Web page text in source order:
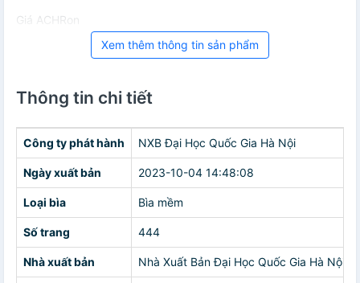
Giá ACHRon
Xem thêm thông tin sản phẩm
Thông tin chi tiết
Công ty phát hành NXB Đại Học Quốc Gia Hà Nội
Ngày xuất bản 2023-10-04 14:48:08
Loại bìa Bìa mềm
Số trang 444
Nhà xuất bản Nhà Xuất Bản Đại Học Quốc Gia Hà Nội